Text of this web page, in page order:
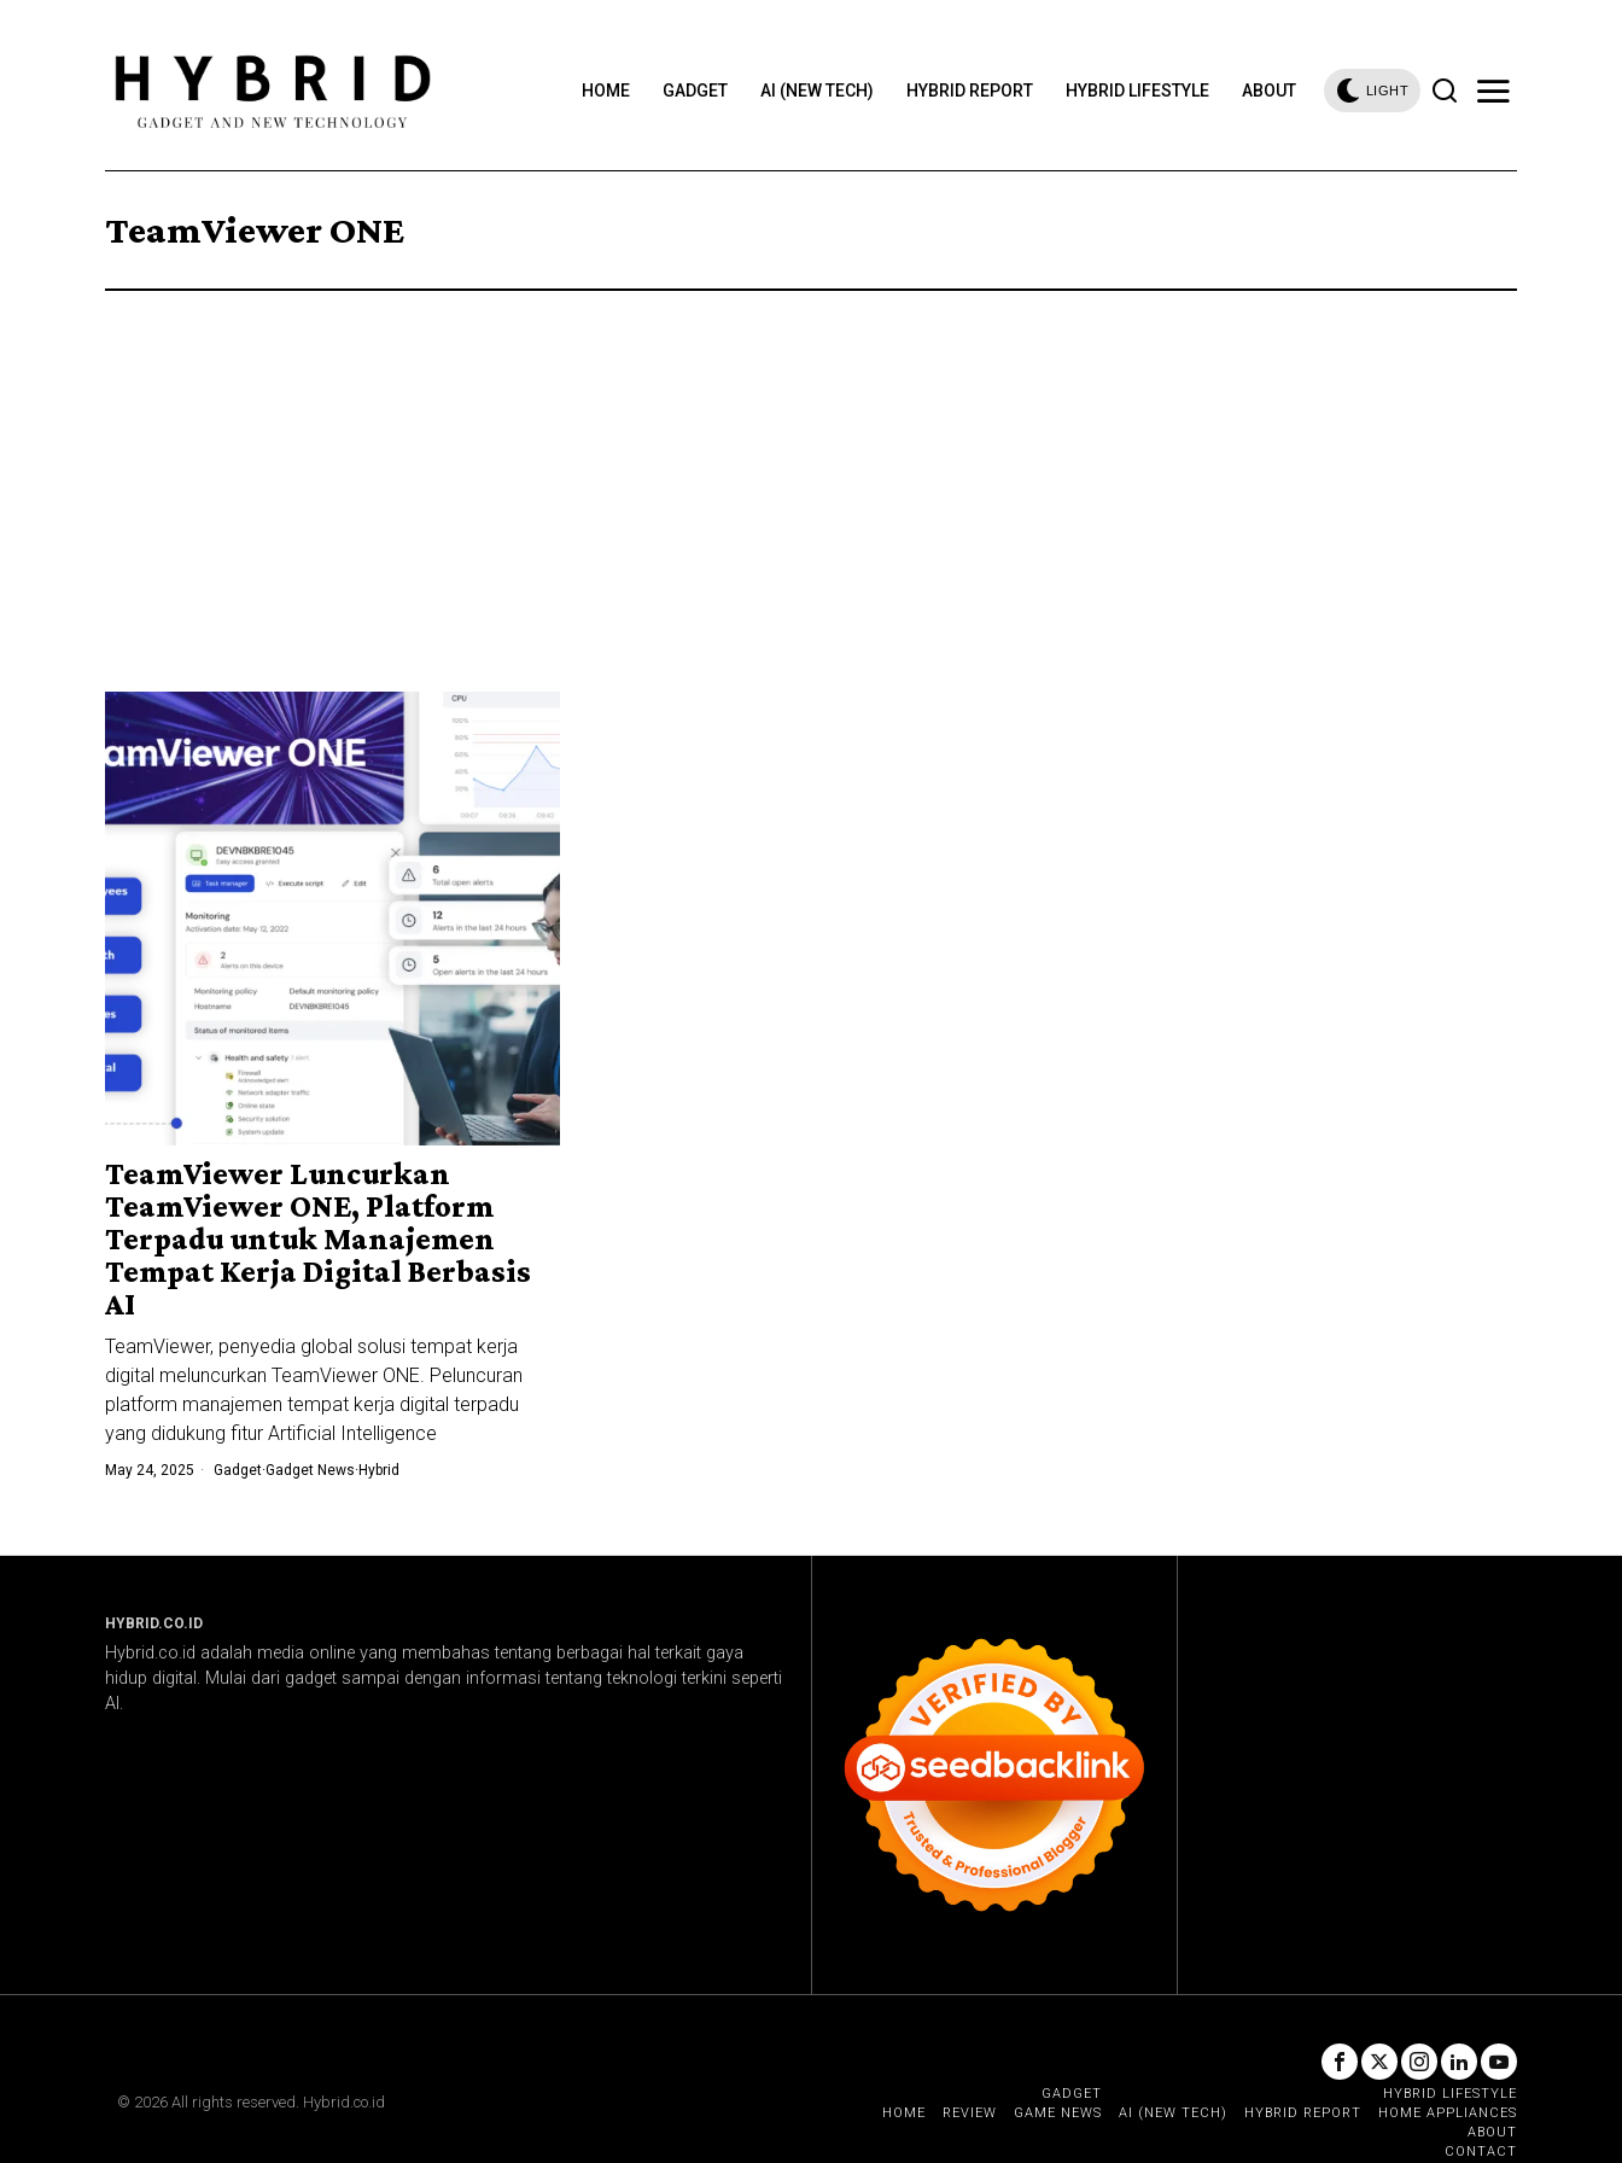
HOME GADGET AI (NEW TECH) HYBRID REPORT HYBRID LIFESTYLE ABOUT LIGHT
TeamViewer ONE
TeamViewer Luncurkan
TeamViewer ONE, Platform
Terpadu untuk Manajemen
Tempat Kerja Digital Berbasis
AI
TeamViewer, penyedia global solusi tempat kerja
digital meluncurkan TeamViewer ONE. Peluncuran
platform manajemen tempat kerja digital terpadu
yang didukung fitur Artificial Intelligence
May 24, 2025 Gadget·Gadget News· Hybrid
HYBRID.CO.ID
Hybrid.co.id adalah media online yang membahas tentang berbagai hal terkait gaya
hidup digital. Mulai dari gadget sampai dengan informasi tentang teknologi terkini seperti
AI.
© 2026 All rights reserved. Hybrid.co.id
HOME
GADGET
REVIEW
GAME NEWS AI (NEW TECH) HYBRID REPORT
HYBRID LIFESTYLE
HOME APPLIANCES
ABOUT
CONTACT